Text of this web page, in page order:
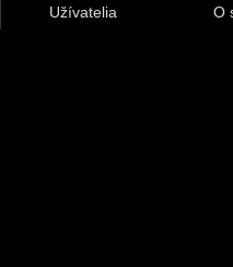
Užívatelia O